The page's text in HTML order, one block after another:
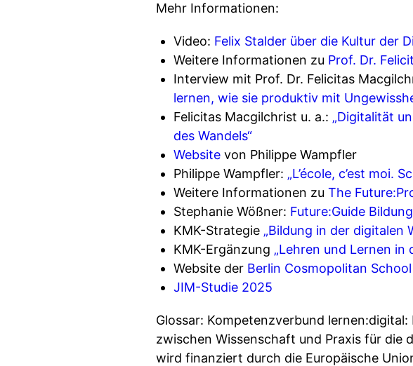
Mehr Informationen:
Video: Felix Stalder über die Kultur der
Weitere Informationen zu Prof. Dr.
Interview mit Prof. Dr. Felicitas
lernen, wie sie produktiv mit
Felicitas Macgilchrist u. a.: „Digitalität
des Wandels“
Website von Philippe Wampfler
Philippe Wampfler: „L’école, c’est moi.
Weitere Informationen zu The
Stephanie Wößner: Future:Guide Bildung
KMK-Strategie „Bildung in der digitalen
KMK-Ergänzung „Lehren und Lernen in
Website der Berlin Cosmopolitan School
JIM-Studie 2025
Glossar: Kompetenzverbund
zwischen Wissenschaft und Praxis für die
wird finanziert durch die Europäische